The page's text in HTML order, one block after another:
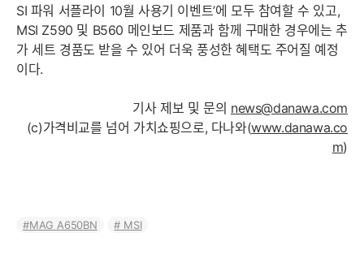
SI 파워 서플라이 10월 사용기 이벤트’에 모두 참여할 수 있고,
MSI Z590 및 B560 메인보드 제품과 함께 구매한 경우에는 추
가 세트 경품도 받을 수 있어 더욱 풍성한 혜택도 주어질 예정
이다.
기사 제보 및 문의 news@danawa.com
(c)가격비교를 넘어 가치쇼핑으로, 다나와(www.danawa.co
m)
MAG A650BN MSI